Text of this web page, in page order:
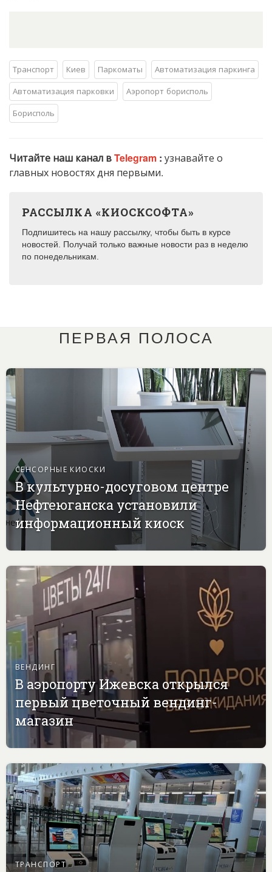
Транспорт Киев Паркоматы
Автоматизация паркинга
Автоматизация парковки
Аэропорт борисполь
Борисполь
Читайте наш канал вTelegram : узнавайте о
главных новостях дня первыми.
РАССЫЛКА «КИОСКСОФТА»
Подпишитесь на нашу рассылку, чтобы быть в курсе
новостей. Получай только важные новости раз в неделю
по понедельникам.
ПЕРВАЯ ПОЛОСА
СЕНСОРНЫЕ КИОСКИ
В культурно-досуговом центре
Нефтеюганска установили
информационный киоск
ВЕНДИНГ
В аэропорту Ижевска открылся
первый цветочный вендинг-
магазин
ТРАНСПОРТ